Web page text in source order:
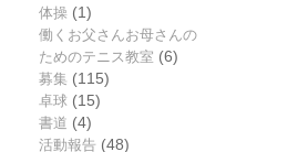
体操(1)
働くお父さんお母さんの
ためのテニス教室 (6)
募集 (115)
卓球 (15)
書道 (4)
活動報告(48)